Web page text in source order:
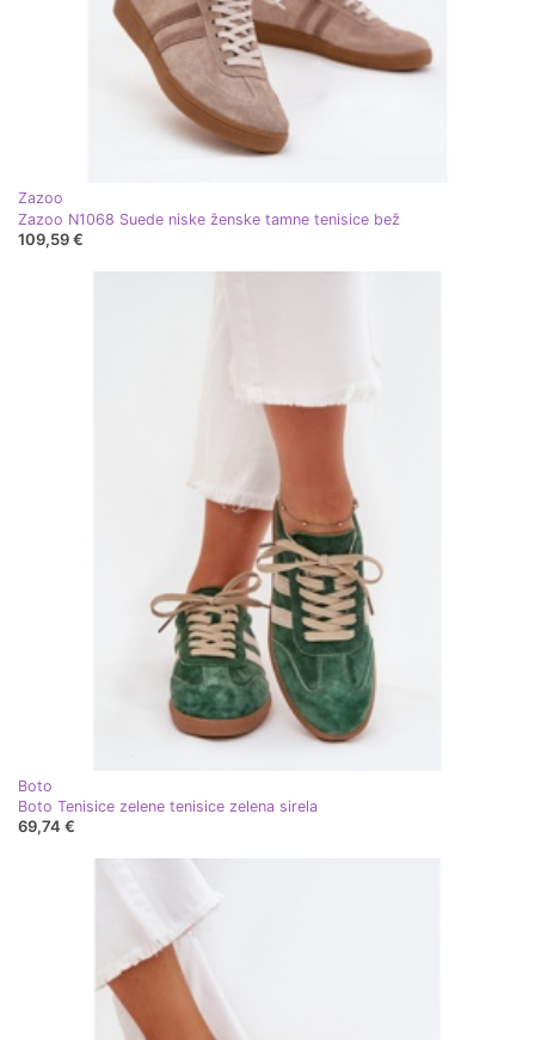
Zazoo
Zazoo N1068 Suede niske ženske tamne tenisice bež
109,59 €
Boto
Boto Tenisice zelene tenisice zelena sirela
69,74 €